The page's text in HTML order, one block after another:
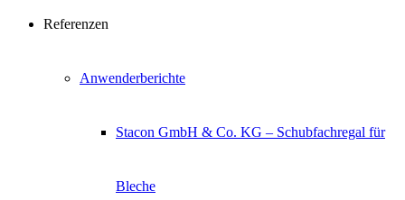
Referenzen
Anwenderberichte
Stacon GmbH & Co. KG – Schubfachregal für
Bleche